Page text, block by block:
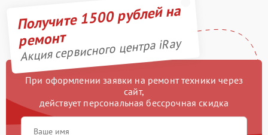
Получите 1500 рублей на
ремонт
Акция сервисного центра iRay
При оформлении заявки на ремонт техники через
сайт,
действует персональная бессрочная скидка